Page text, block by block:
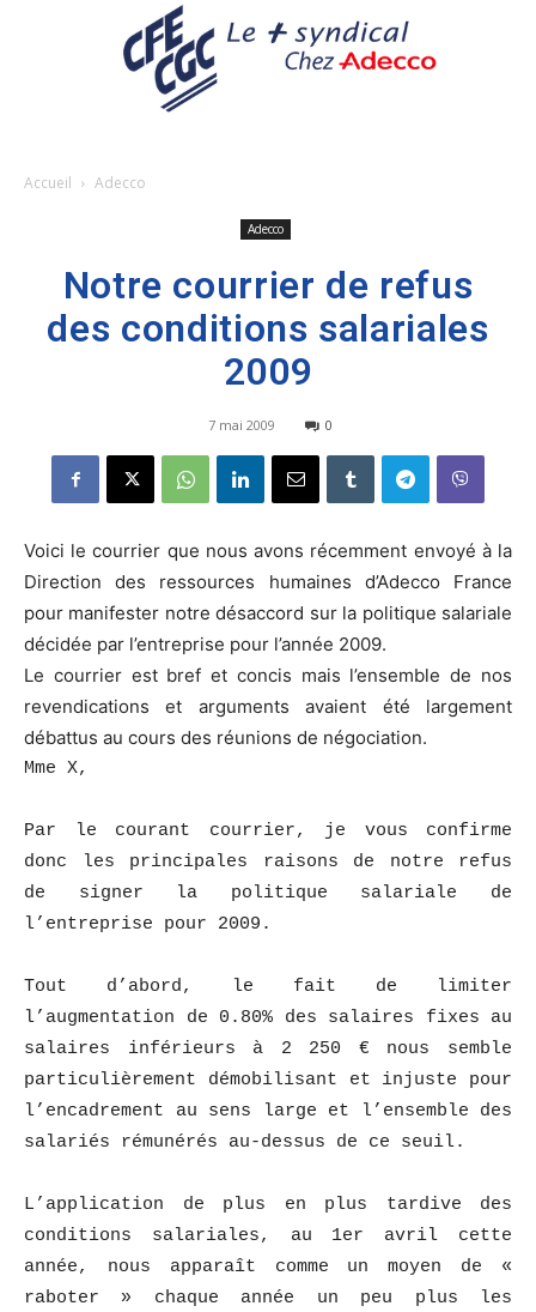
Accueil Adecco
Adecco
Notre courrier de refus
des conditions salariales
2009
7 mai 2009 0
Voici le courrier que nous avons récemment envoyé à la
Direction des ressources humaines d’Adecco France
pour manifester notre désaccord sur la politique salariale
décidée par l’entreprise pour l’année 2009.
Le courrier est bref et concis mais l’ensemble de nos
revendications et arguments avaient été largement
débattus au cours des réunions de négociation.
Mme X,
Par le courant courrier, je vous confirme
donc les principales raisons de notre refus
de signer la politique salariale de
l’entreprise pour 2009.
Tout d’abord, le fait de limiter
l’augmentation de 0.80% des salaires fixes au
salaires inférieurs à 2 250 € nous semble
particulièrement démobilisant et injuste pour
l’encadrement au sens large et l’ensemble des
salariés rémunérés au-dessus de ce seuil.
L’application de plus en plus tardive des
conditions salariales, au 1er avril cette
année, nous apparaît comme un moyen de «
raboter » chaque année un peu plus les